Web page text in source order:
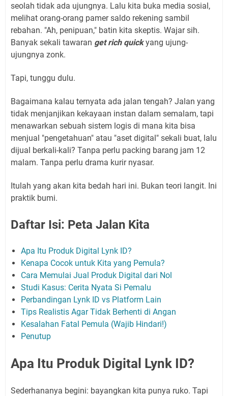
seolah tidak ada ujungnya. Lalu kita buka media sosial,
melihat orang-orang pamer saldo rekening sambil
rebahan. "Ah, penipuan," batin kita skeptis. Wajar sih.
Banyak sekali tawaran get rich quickyang ujung-
ujungnya zonk.
Tapi, tunggu dulu.
Bagaimana kalau ternyata ada jalan tengah? Jalan yang
tidak menjanjikan kekayaan instan dalam semalam, tapi
menawarkan sebuah sistem logis di mana kita bisa
menjual "pengetahuan" atau "aset digital" sekali buat, lalu
dijual berkali-kali? Tanpa perlu packing barang jam 12
malam. Tanpa perlu drama kurir nyasar.
Itulah yang akan kita bedah hari ini. Bukan teori langit. Ini
praktik bumi.
Daftar Isi: Peta Jalan Kita
Apa Itu Produk Digital Lynk ID?
Kenapa Cocok untuk Kita yang Pemula?
Cara Memulai Jual Produk Digital dari Nol
Studi Kasus: Cerita Nyata Si Pemalu
Perbandingan Lynk ID vs Platform Lain
Tips Realistis Agar Tidak Berhenti di Angan
Kesalahan Fatal Pemula (Wajib Hindari!)
Penutup
Apa Itu Produk Digital Lynk ID?
Sederhananya begini: bayangkan kita punya ruko. Tapi